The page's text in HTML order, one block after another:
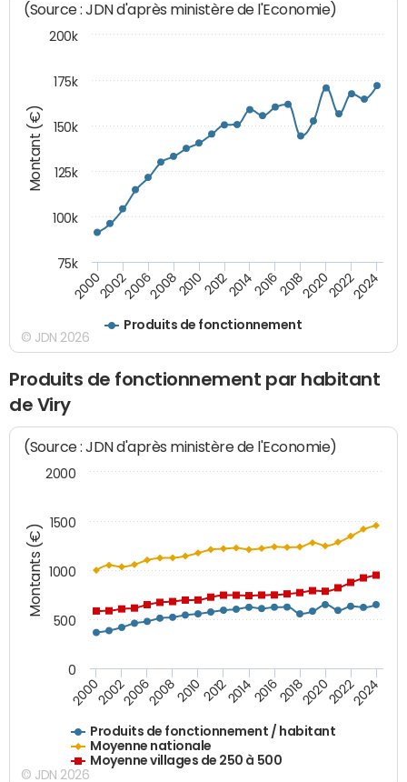
Montant (€)
(Source : JDN d'après ministère de l'Economie)
Produits de fonctionnement
200020022006200820102012201420162018202020222024
75k
100k
125k
150k
175k
200k
© JDN 2026
Produits de fonctionnement par habitant
de Viry
Montants (€)
(Source : JDN d'après ministère de l'Economie)
Produits de fonctionnement / habitant
Moyenne nationale
Moyenne villages de 250 à 500
200020022006200820102012201420162018202020222024
500
1000
1500
0
2000
© JDN 2026